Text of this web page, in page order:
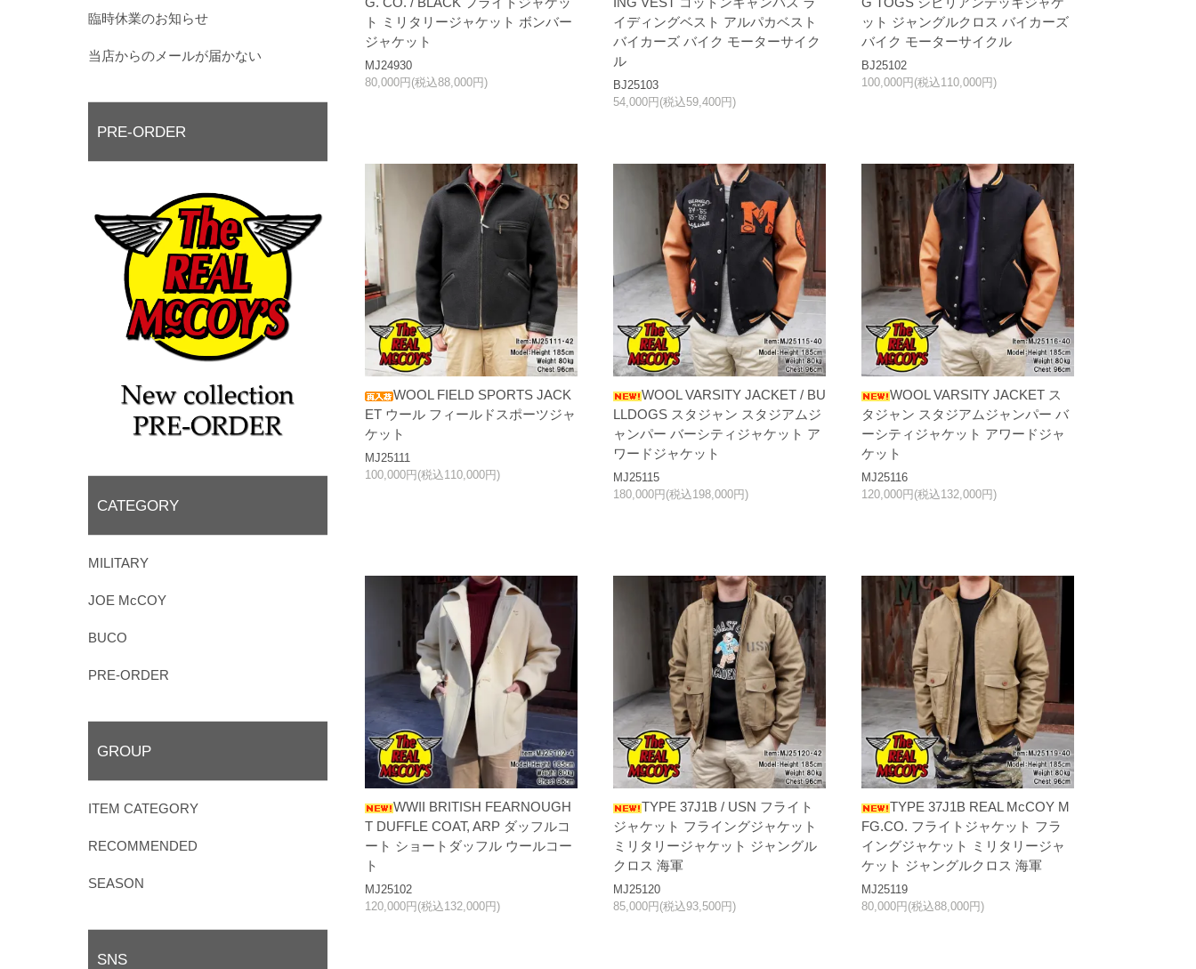
ト ミリタリージャケット ボンバー
ジャケット
MJ24930
80,000円(税込88,000円)
イディングベスト アルパカベスト
バイカーズ バイク モーターサイク
ル
BJ25103
54,000円(税込59,400円)
ット ジャングルクロス バイカーズ
バイク モーターサイクル
BJ25102
100,000円(税込110,000円)
WOOL FIELD SPORTS JACK
ET ウール フィールドスポーツジャ
ケット
MJ25111
100,000円(税込110,000円)
WOOL VARSITY JACKET / BU
LLDOGS スタジャン スタジアムジ
ャンパー バーシティジャケット ア
ワードジャケット
MJ25115
180,000円(税込198,000円)
WOOL VARSITY JACKET ス
タジャン スタジアムジャンパー バ
ーシティジャケット アワードジャ
ケット
MJ25116
120,000円(税込132,000円)
WWII BRITISH FEARNOUGH
T DUFFLE COAT, ARP ダッフルコ
ート ショートダッフル ウールコー
ト
MJ25102
120,000円(税込132,000円)
TYPE 37J1B / USN フライト
ジャケット フライングジャケット
ミリタリージャケット ジャングル
クロス 海軍
MJ25120
85,000円(税込93,500円)
TYPE 37J1B REAL McCOY M
FG.CO. フライトジャケット フラ
イングジャケット ミリタリージャ
ケット ジャングルクロス 海軍
MJ25119
80,000円(税込88,000円)
臨時休業のお知らせ
当店からのメールが届かない
PRE-ORDER
CATEGORY
MILITARY
JOE McCOY
BUCO
PRE-ORDER
GROUP
ITEM CATEGORY
RECOMMENDED
SEASON
SNS